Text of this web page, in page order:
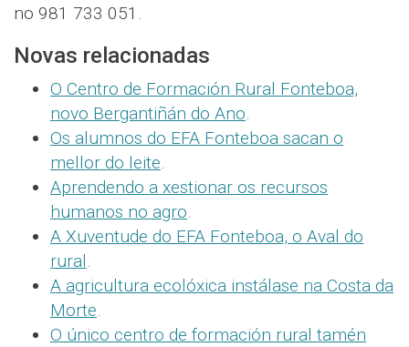
no 981 733 051.
Novas relacionadas
O Centro de Formación Rural Fonteboa,
novo Bergantiñán do Ano.
Os alumnos do EFA Fonteboa sacan o
mellor do leite.
Aprendendo a xestionar os recursos
humanos no agro.
A Xuventude do EFA Fonteboa, o Aval do
rural.
A agricultura ecolóxica instálase na Costa da
Morte.
O único centro de formación rural tamén